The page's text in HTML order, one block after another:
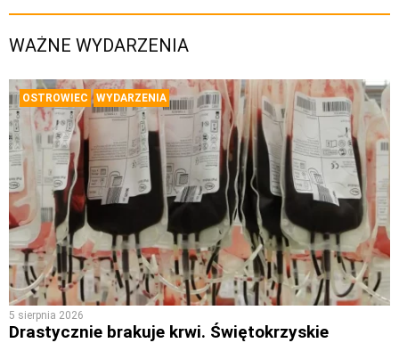
WAŻNE WYDARZENIA
OSTROWIEC WYDARZENIA
5 sierpnia 2026
Drastycznie brakuje krwi. Świętokrzyskie